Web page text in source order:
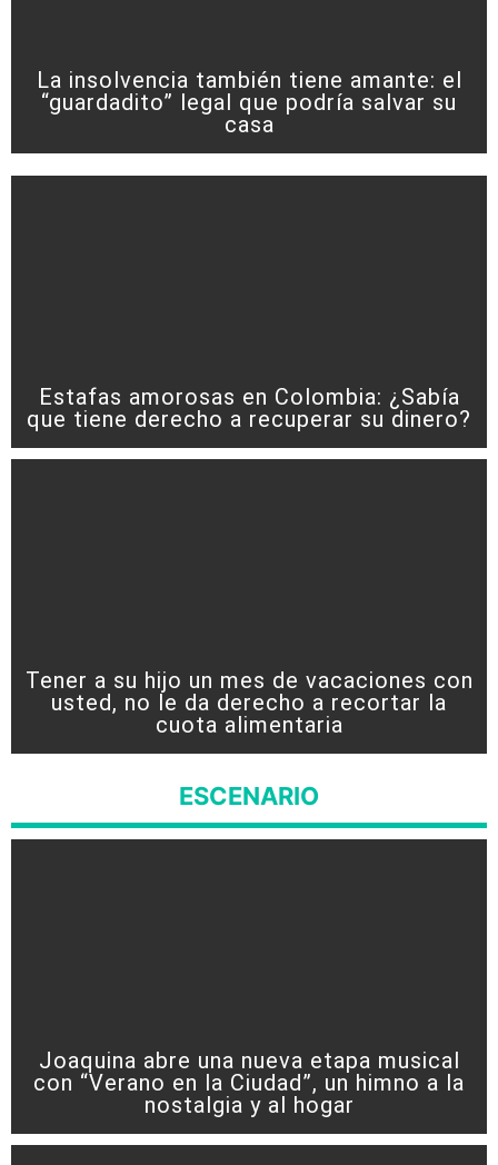
La insolvencia también tiene amante: el
“guardadito” legal que podría salvar su
casa
Estafas amorosas en Colombia: ¿Sabía
que tiene derecho a recuperar su dinero?
Tener a su hijo un mes de vacaciones con
usted, no le da derecho a recortar la
cuota alimentaria
ESCENARIO
Joaquina abre una nueva etapa musical
con “Verano en la Ciudad”, un himno a la
nostalgia y al hogar